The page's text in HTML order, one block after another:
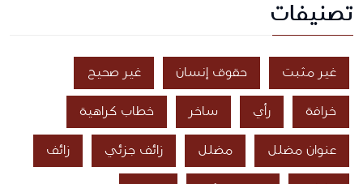
تصنيفات
غير مثبت حقوق إنسان غير صحيح
خرافة رأي ساخر خطاب كراهية
عنوان مضلل مضلل زائف جزئي زائف